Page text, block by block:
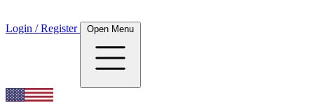
Login / Register Open Menu